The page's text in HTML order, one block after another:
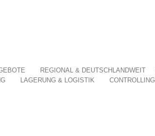
REGIONAL & DEUTSCHLANDWEIT
LAGERUNG & LOGISTIK
CONTROLLING